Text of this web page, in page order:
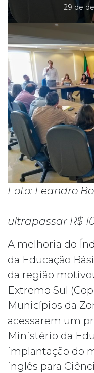
29 de
Foto:
ultrapassar R$
A melhoria do
da Educação
da região
Extremo Sul
Municípios da
acessarem um
Ministério da
implantação do
inglês para